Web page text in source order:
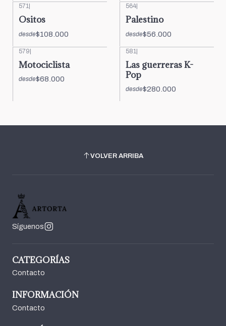
571
Ositos
desde$108.000
564
Palestino
desde$56.000
579|
Motociclista
desde$68.000
581 |
Las guerreras K-
Pop
desde$280.000
VOLVER ARRIBA
Síguenos
CATEGORÍAS
Contacto
INFORMACIÓN
Contacto